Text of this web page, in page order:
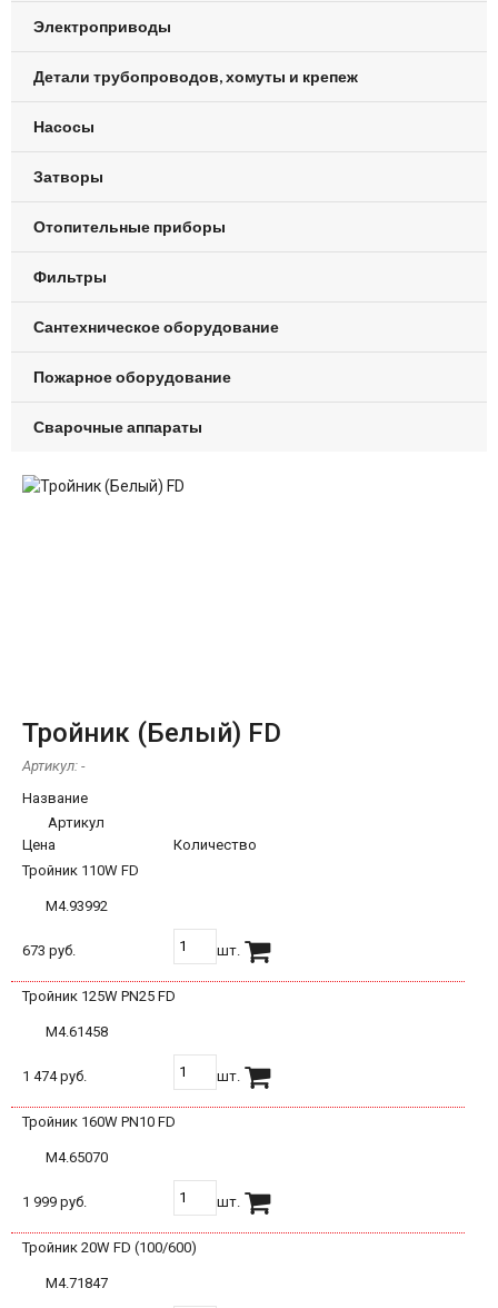
Электроприводы
Детали трубопроводов, хомуты и крепеж
Насосы
Затворы
Отопительные приборы
Фильтры
Сантехническое оборудование
Пожарное оборудование
Сварочные аппараты
Тройник (Белый) FD
Артикул: -
Название
Артикул
Цена
Количество
Тройник 110W FD
М4.93992
673 руб. шт.
Тройник 125W PN25 FD
М4.61458
1 474 руб. шт.
Тройник 160W PN10 FD
М4.65070
1 999 руб. шт.
Тройник 20W FD (100/600)
М4.71847